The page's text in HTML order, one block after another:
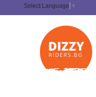
Select Language ▼